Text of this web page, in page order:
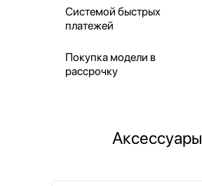
Системой быстрых
платежей
Покупка модели в
рассрочку
Аксессуары